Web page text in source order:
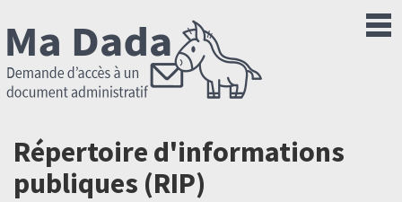
Répertoire d'informations
publiques (RIP)